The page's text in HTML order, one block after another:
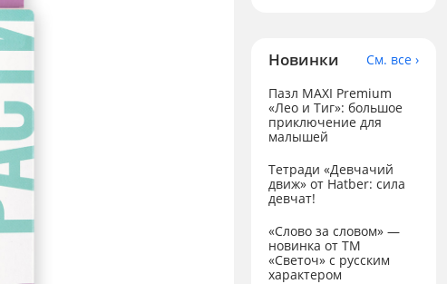
Новинки
См. все ›
Пазл MAXI Premium
«Лео и Тиг»: большое
приключение для
малышей
Тетради «Девчачий
движ» от Hatber: сила
девчат!
«Слово за словом» —
новинка от ТМ
«Светоч» с русским
характером